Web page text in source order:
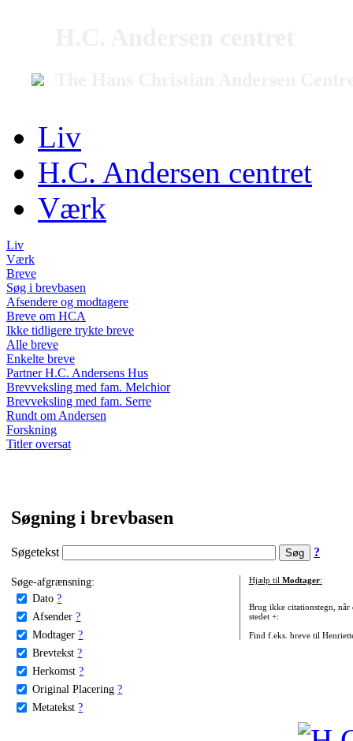
Liv
H.C. Andersen centret
Værk
Liv
Værk
Breve
Søg i brevbasen
Afsendere og modtagere
Breve om HCA
Ikke tidligere trykte breve
Alle breve
Enkelte breve
Partner H.C. Andersens Hus
Brevveksling med fam. Melchior
Brevveksling med fam. Serre
Rundt om Andersen
Forskning
Titler oversat
Søgning i brevbasen
Søgetekst ?
Søge-afgrænsning:
Dato ?
Afsender ?
Modtager ?
Brevtekst ?
Herkomst ?
Original Placering ?
Metatekst ?
Hjælp til Modtager:
Brug ikke citationstegn, når
stedet +:
Find f.eks. breve til